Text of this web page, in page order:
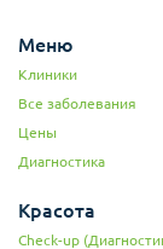
Меню
Клиники
Все заболевания
Цены
Диагностика
Красота
Check-up